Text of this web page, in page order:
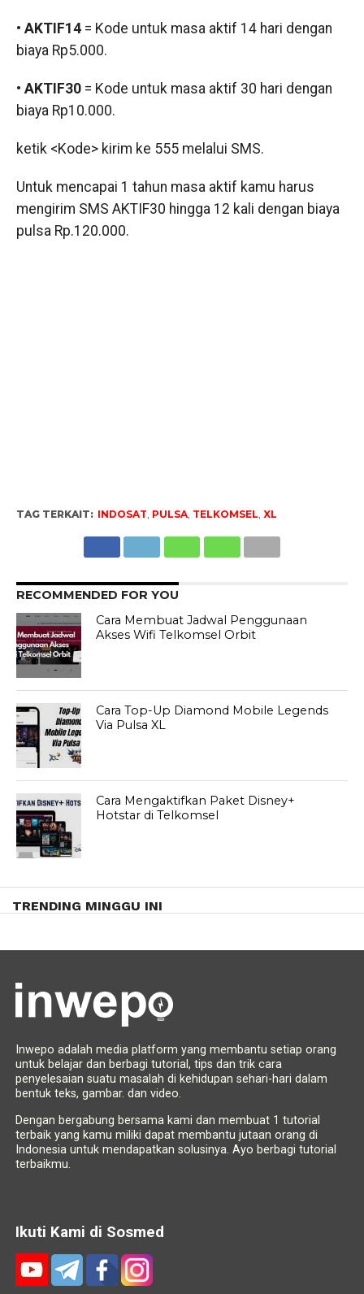
• AKTIF14= Kode untuk masa aktif 14 hari dengan
biaya Rp5.000.
• AKTIF30= Kode untuk masa aktif 30 hari dengan
biaya Rp10.000.
ketik <Kode> kirim ke 555 melalui SMS.
Untuk mencapai 1 tahun masa aktif kamu harus
mengirim SMS AKTIF30 hingga 12 kali dengan biaya
pulsa Rp.120.000.
TAG TERKAIT: INDOSAT, PULSA, TELKOMSEL, XL
RECOMMENDED FOR YOU
Cara Membuat Jadwal Penggunaan
Akses Wifi Telkomsel Orbit
Cara Top-Up Diamond Mobile Legends
Via Pulsa XL
Cara Mengaktifkan Paket Disney+
Hotstar di Telkomsel
TRENDING MINGGU INI
Inwepo adalah media platform yang membantu setiap orang
untuk belajar dan berbagi tutorial, tips dan trik cara
penyelesaian suatu masalah di kehidupan sehari-hari dalam
bentuk teks, gambar. dan video.
Dengan bergabung bersama kami dan membuat 1 tutorial
terbaik yang kamu miliki dapat membantu jutaan orang di
Indonesia untuk mendapatkan solusinya. Ayo berbagi tutorial
terbaikmu.
Ikuti Kami di Sosmed